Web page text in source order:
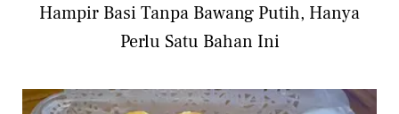
Hampir Basi Tanpa Bawang Putih, Hanya
Perlu Satu Bahan Ini